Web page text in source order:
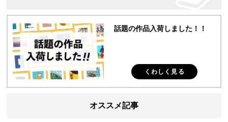
話題の作品入荷しました！！
くわしく見る
オススメ記事